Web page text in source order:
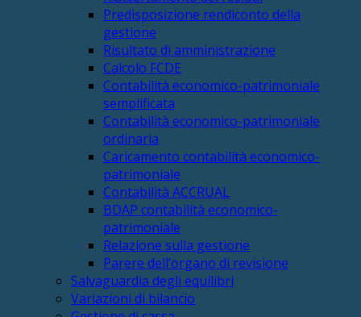
Predisposizione rendiconto della
gestione
Risultato di amministrazione
Calcolo FCDE
Contabilità economico-patrimoniale
semplificata
Contabilità economico-patrimoniale
ordinaria
Caricamento contabilità economico-
patrimoniale
Contabilità ACCRUAL
BDAP contabilità economico-
patrimoniale
Relazione sulla gestione
Parere dell’organo di revisione
Salvaguardia degli equilibri
Variazioni di bilancio